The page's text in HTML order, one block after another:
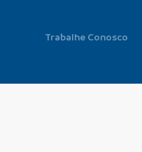
Trabalhe Conosco